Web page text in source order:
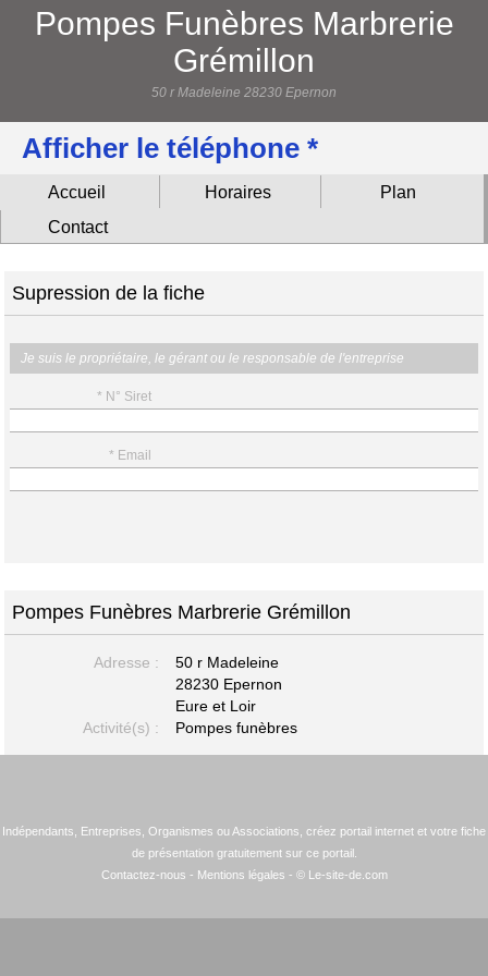
Pompes Funèbres Marbrerie
Grémillon
50 r Madeleine 28230 Epernon
Afficher le téléphone *
Accueil Horaires
Plan
Contact
Supression de la fiche
Je suis le propriétaire, le gérant ou le responsable de l'entreprise
* N° Siret
* Email
Pompes Funèbres Marbrerie Grémillon
Adresse :
50 r Madeleine
28230 Epernon
Eure et Loir
Activité(s) :
Pompes funèbres
Indépendants, Entreprises, Organismes ou Associations, créez portail internet et votre fiche
de présentation gratuitement sur ce portail.
Contactez-nous - Mentions légales - © Le-site-de.com